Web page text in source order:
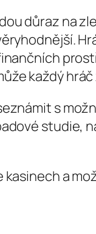
důraz na
každý
s
studie,
kasinech a